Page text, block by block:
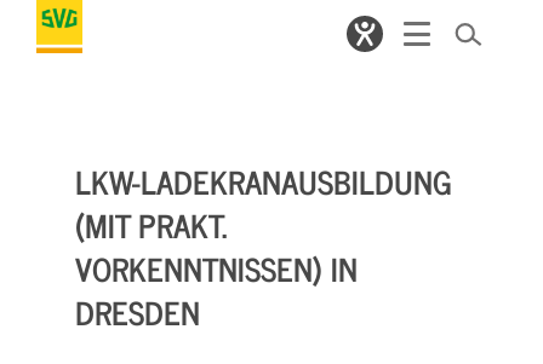
LKW-LADEKRANAUSBILDUNG
(MIT PRAKT.
VORKENNTNISSEN) IN
DRESDEN